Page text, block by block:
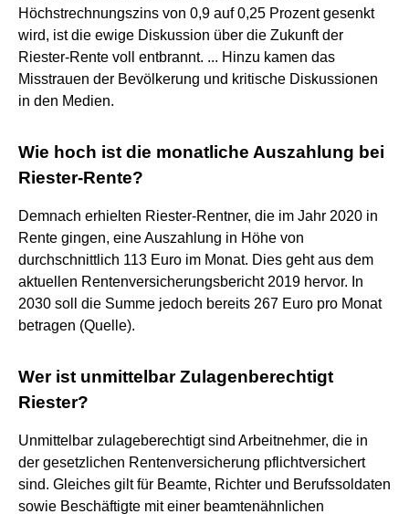
Höchstrechnungszins von 0,9 auf 0,25 Prozent gesenkt
wird, ist die ewige Diskussion über die Zukunft der
Riester-Rente voll entbrannt. ... Hinzu kamen das
Misstrauen der Bevölkerung und kritische Diskussionen
in den Medien.
Wie hoch ist die monatliche Auszahlung bei
Riester-Rente?
Demnach erhielten Riester-Rentner, die im Jahr 2020 in
Rente gingen, eine Auszahlung in Höhe von
durchschnittlich 113 Euro im Monat. Dies geht aus dem
aktuellen Rentenversicherungsbericht 2019 hervor. In
2030 soll die Summe jedoch bereits 267 Euro pro Monat
betragen (Quelle).
Wer ist unmittelbar Zulagenberechtigt
Riester?
Unmittelbar zulageberechtigt sind Arbeitnehmer, die in
der gesetzlichen Rentenversicherung pflichtversichert
sind. Gleiches gilt für Beamte, Richter und Berufssoldaten
sowie Beschäftigte mit einer beamtenähnlichen